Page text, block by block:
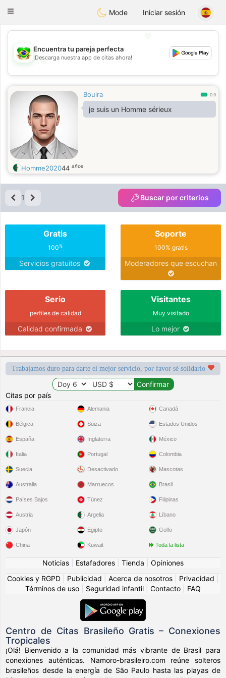
BrasilConversar
Toggle
Mode Iniciar sesión
💖
💕
Encuentra tu pareja perfecta
¡Descarga nuestra app de citas ahora!
Bouira 0.9
je suis un Homme sérieux
Homme202044 años
1 Buscar por criterios
Gratis
100%
Servicios gratuitos
Soporte
100% gratis
Moderadores que escuchan
Serio
perfiles de calidad
Calidad confirmada
Visitantes
Muy visitado
Lo mejor
Trabajamos duro para darte el mejor servicio, por favor sé solidario
Citas por país
Francia
Bélgica
España
Italia
Suecia
Alemania
Suiza
Inglaterra
Portugal
Desactivado
Canadá
Estados Unidos
México
Colombia
Mascotas
Australia
Países Bajos
Austria
Japón
China
Marruecos
Túnez
Argelia
Egipto
Kuwait
Brasil
Filipinas
Líbano
Golfo
Toda la lista
Noticias Estafadores Tienda
Opiniones
Cookies y RGPD
Publicidad Acerca de nosotros Privacidad
Términos de uso
Seguridad infantil Contacto FAQ
Centro de Citas Brasileño Gratis – Conexiones
Tropicales
¡Olá! Bienvenido a la comunidad más vibrante de Brasil para
conexiones auténticas. Namoro-brasileiro.com reúne solteros
brasileños desde la energía de São Paulo hasta las playas de